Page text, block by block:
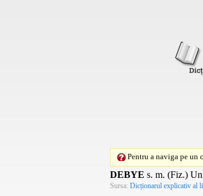
Pentru a naviga pe un
DEBYE s. m. (Fiz.)
Sursa: Dicționarul explicativ al